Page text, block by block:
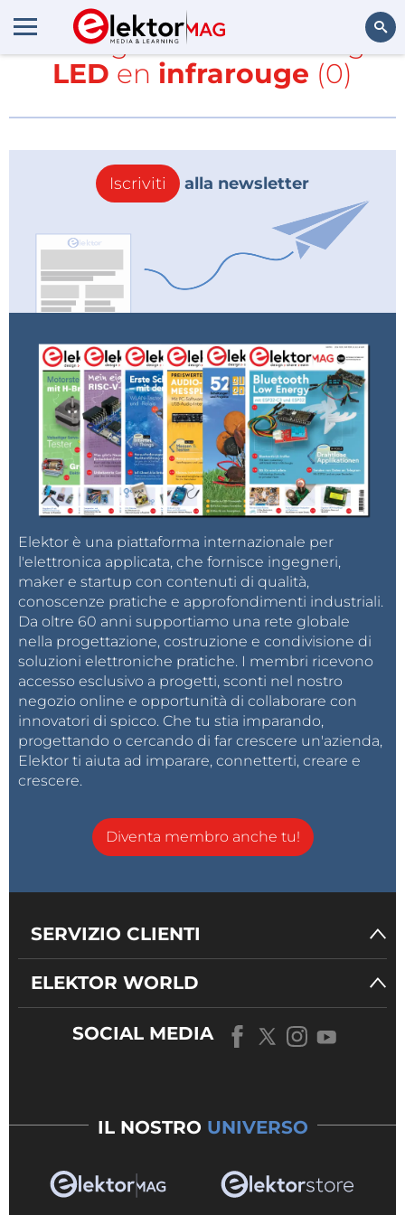
Tutti gli articoli con i tag
LED en infrarouge (0)
Iscriviti alla newsletter
Elektor è una piattaforma internazionale per
l'elettronica applicata, che fornisce ingegneri,
maker e startup con contenuti di qualità,
conoscenze pratiche e approfondimenti industriali.
Da oltre 60 anni supportiamo una rete globale
nella progettazione, costruzione e condivisione di
soluzioni elettroniche pratiche. I membri ricevono
accesso esclusivo a progetti, sconti nel nostro
negozio online e opportunità di collaborare con
innovatori di spicco. Che tu stia imparando,
progettando o cercando di far crescere un'azienda,
Elektor ti aiuta ad imparare, connetterti, creare e
crescere.
Diventa membro anche tu!
SERVIZIO CLIENTI
ELEKTOR WORLD
SOCIAL MEDIA
IL NOSTRO UNIVERSO